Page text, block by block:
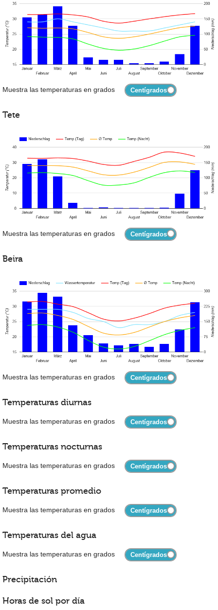
Muestra las temperaturas en grados
Tete
Muestra las temperaturas en grados
Beira
Muestra las temperaturas en grados
Temperaturas diurnas
Muestra las temperaturas en grados
Temperaturas nocturnas
Muestra las temperaturas en grados
Temperaturas promedio
Muestra las temperaturas en grados
Temperaturas del agua
Muestra las temperaturas en grados
Precipitación
Horas de sol por día